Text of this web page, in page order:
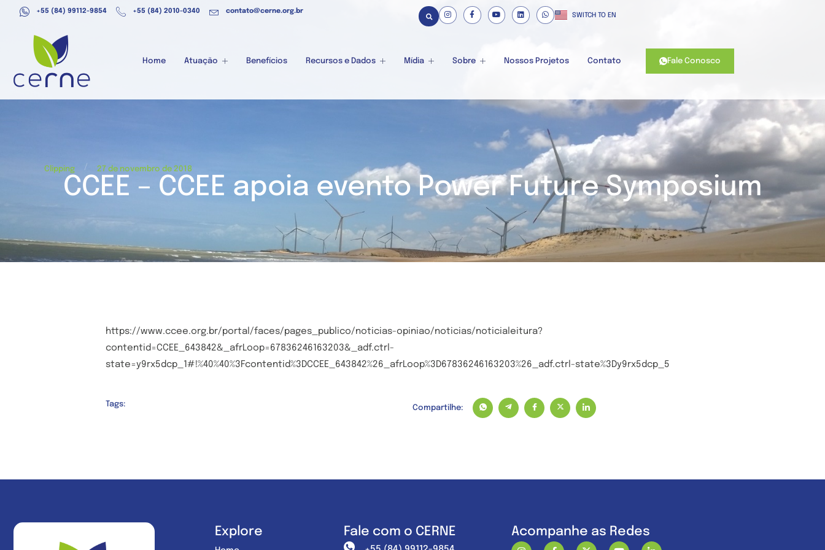
+55 (84) 99112-9854 +55 (84) 2010-0340 contato@cerne.org.br
SWITCH TO EN
Home Atuação Benefícios Recursos e Dados Mídia Sobre Nossos Projetos Contato Fale Conosco
Clipping / 27 de novembro de 2018
CCEE – CCEE apoia evento Power Future Symposium
https://www.ccee.org.br/portal/faces/pages_publico/noticias-opiniao/noticias/noticialeitura?
contentid=CCEE_643842&_afrLoop=67836246163203&_adf.ctrl-
state=y9rx5dcp_1#!%40%40%3Fcontentid%3DCCEE_643842%26_afrLoop%3D67836246163203%26_adf.ctrl-state%3Dy9rx5dcp_5
Tags:
Compartilhe:
Explore Fale com o CERNE Acompanhe as Redes